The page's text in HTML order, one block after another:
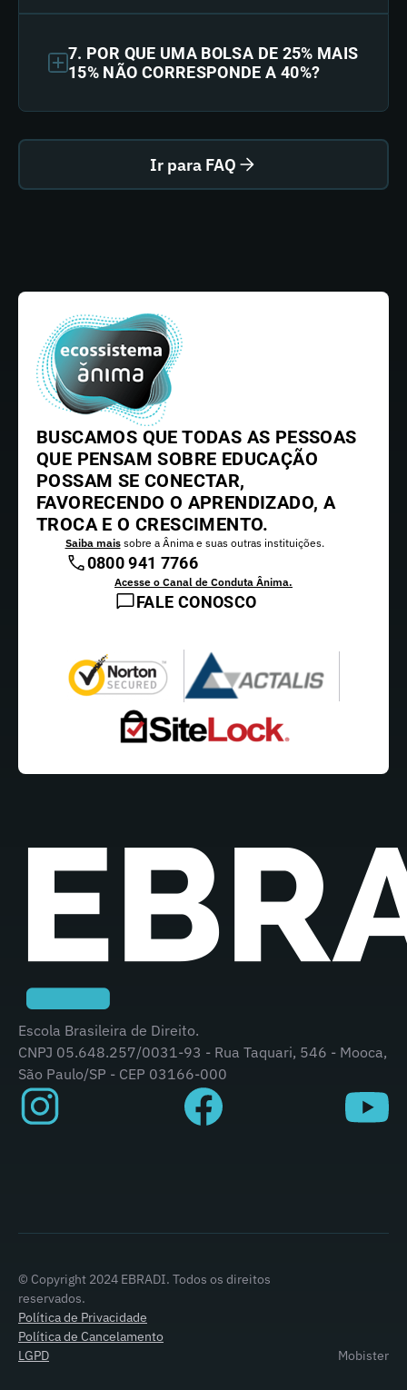
7. POR QUE UMA BOLSA DE 25% MAIS
15% NÃO CORRESPONDE A 40%?
Ir para FAQ
BUSCAMOS QUE TODAS AS PESSOAS
QUE PENSAM SOBRE EDUCAÇÃO
POSSAM SE CONECTAR,
FAVORECENDO O APRENDIZADO, A
TROCA E O CRESCIMENTO.
Saiba maissobre a Ânima e suas outras instituições.
0800 941 7766
Acesse o Canal de Conduta Ânima.
FALE CONOSCO
Escola Brasileira de Direito.
CNPJ 05.648.257/0031-93 - Rua Taquari, 546 - Mooca,
São Paulo/SP - CEP 03166-000
© Copyright 2024 EBRADI. Todos os direitos
reservados.
Política de Privacidade
Política de Cancelamento
LGPD
Mobister